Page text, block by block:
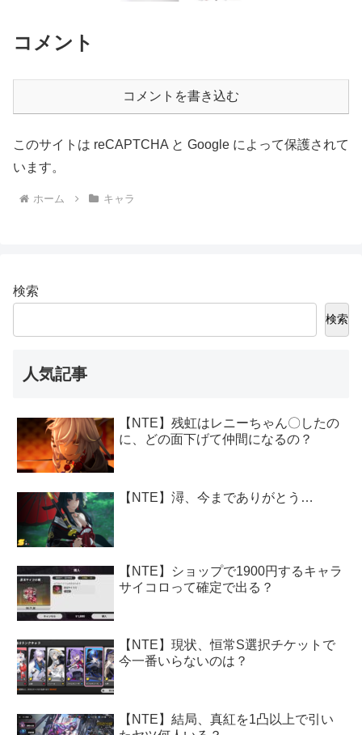
コメント
コメントを書き込む
このサイトは reCAPTCHA と Google によって保護されて
います。
ホーム キャラ
検索
検索
人気記事
【NTE】残虹はレニーちゃん〇したの
に、どの面下げて仲間になるの？
【NTE】潯、今までありがとう…
【NTE】ショップで1900円するキャラ
サイコロって確定で出る？
【NTE】現状、恒常S選択チケットで
今一番いらないのは？
【NTE】結局、真紅を1凸以上で引い